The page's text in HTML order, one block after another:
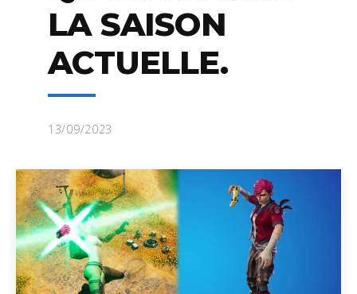
LA SAISON
ACTUELLE.
13/09/2023